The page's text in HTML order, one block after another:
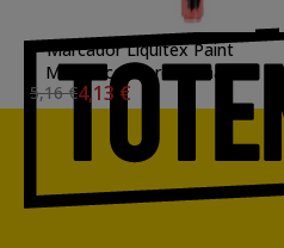
Marcador Liquitex Paint
Marker cor Verde Limão
Vivo (2 mm)
5,16 €4,13 €